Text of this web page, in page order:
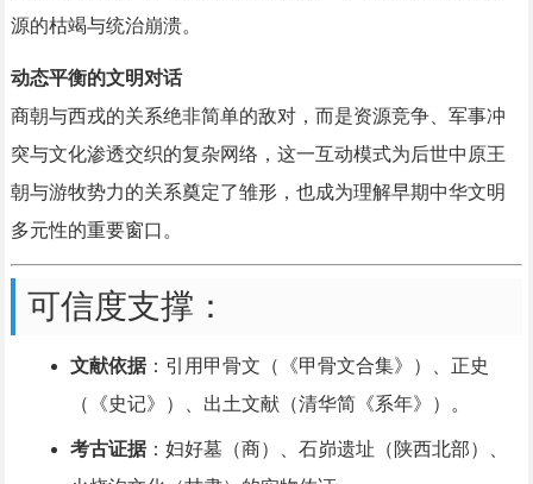
源的枯竭与统治崩溃。
动态平衡的文明对话
商朝与西戎的关系绝非简单的敌对，而是资源竞争、军事冲
突与文化渗透交织的复杂网络，这一互动模式为后世中原王
朝与游牧势力的关系奠定了雏形，也成为理解早期中华文明
多元性的重要窗口。
可信度支撑：
文献依据：引用甲骨文（《甲骨文合集》）、正史
（《史记》）、出土文献（清华简《系年》）。
考古证据：妇好墓（商）、石峁遗址（陕西北部）、